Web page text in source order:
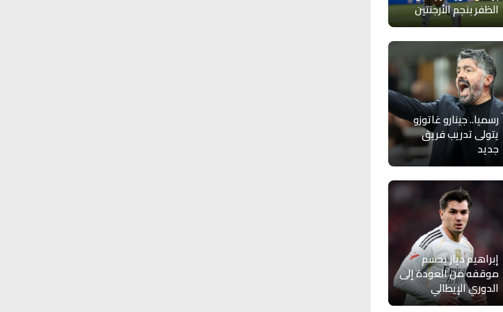
الظفر بنجم الأرجنتين
رسميا.. جينارو غاتوزو
يتولى تدريب فريق
جديد
إبراهيم دياز يحسم
موقفه من العودة إلى
الدوري الإيطالي